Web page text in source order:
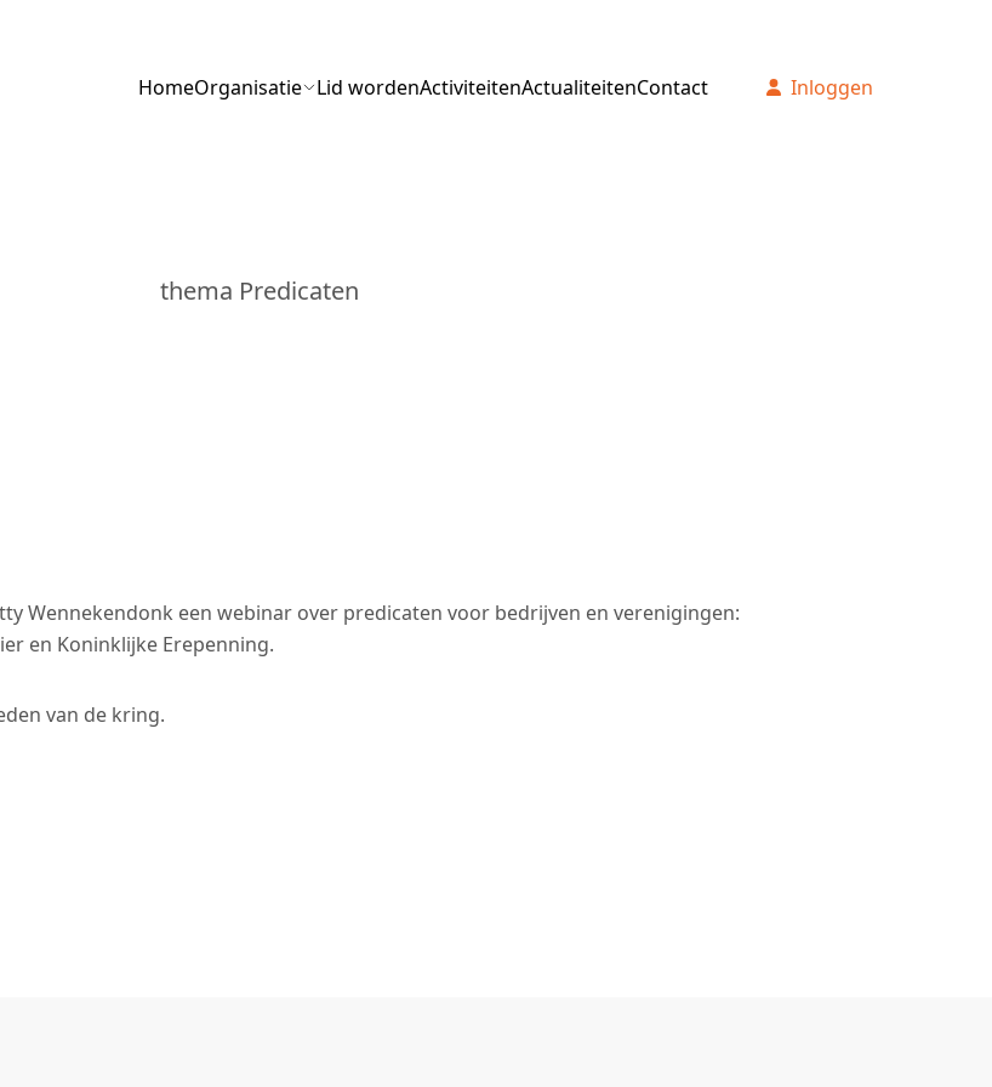
Menu
HomeOrganisatie Lid wordenActiviteitenActualiteitenContact Inloggen
thema Predicaten
Wennekendonk een webinar over predicaten voor bedrijven en verenigingen:
en Koninklijke Erepenning.
van de kring.